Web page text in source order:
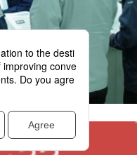
開しました